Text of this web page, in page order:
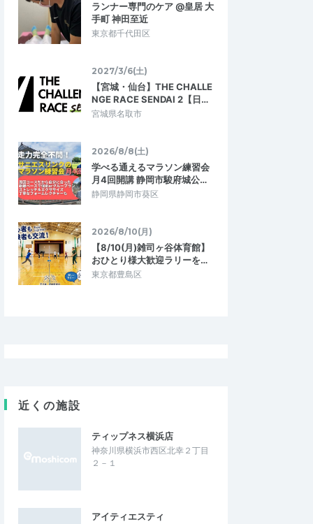
ランナー専門のケア @皇居 大
手町 神田至近
東京都千代田区
2027/3/6(土)
【宮城・仙台】THE CHALLE
NGE RACE SENDAI 2【日…
宮城県名取市
2026/8/8(土)
学べる通えるマラソン練習会
月4回開講 静岡市駿府城公…
静岡県静岡市葵区
2026/8/10(月)
【8/10(月)雑司ヶ谷体育館】
おひとり様大歓迎ラリーを…
東京都豊島区
近くの施設
ティップネス横浜店
神奈川県横浜市西区北幸２丁目
２－１
アイティエスティ